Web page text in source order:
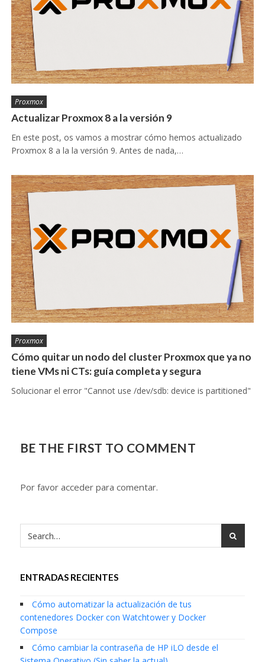
Proxmox
Actualizar Proxmox 8 a la versión 9
En este post, os vamos a mostrar cómo hemos actualizado
Proxmox 8 a la la versión 9. Antes de nada,…
Proxmox
Cómo quitar un nodo del cluster Proxmox que ya no
tiene VMs ni CTs: guía completa y segura
Solucionar el error "Cannot use /dev/sdb: device is partitioned"
BE THE FIRST TO COMMENT
Por favor acceder para comentar.
ENTRADAS RECIENTES
Cómo automatizar la actualización de tus
contenedores Docker con Watchtower y Docker
Compose
Cómo cambiar la contraseña de HP iLO desde el